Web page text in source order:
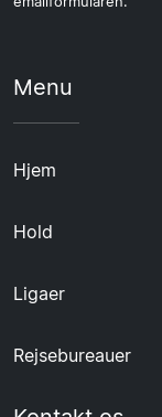
Menu
Hjem
Hold
Ligaer
Rejsebureauer